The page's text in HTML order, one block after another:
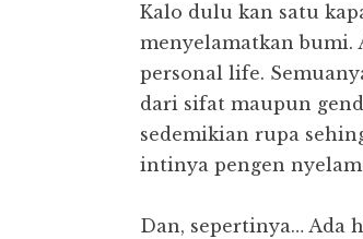
Kalo dulu kan satu
menyelamatkan bumi.
personal life.
dari sifat maupun
sedemikian rupa
intinya pengen
Dan, sepertinya… Ada